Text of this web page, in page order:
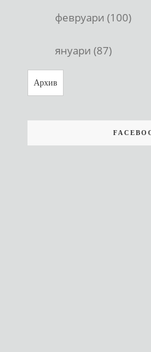
февруари (100)
януари (87)
Архив